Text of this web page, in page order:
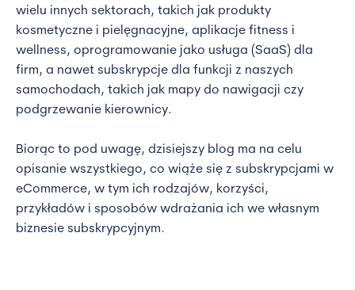
wielu innych sektorach, takich jak produkty
kosmetyczne i pielęgnacyjne, aplikacje fitness i
wellness, oprogramowanie jako usługa (SaaS) dla
firm, a nawet subskrypcje dla funkcji z naszych
samochodach, takich jak mapy do nawigacji czy
podgrzewanie kierownicy.
Biorąc to pod uwagę, dzisiejszy blog ma na celu
opisanie wszystkiego, co wiąże się z subskrypcjami w
eCommerce, w tym ich rodzajów, korzyści,
przykładów i sposobów wdrażania ich we własnym
biznesie subskrypcyjnym.